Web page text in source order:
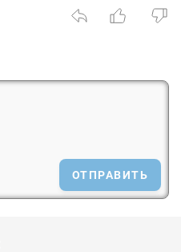
ОТПРАВИТЬ